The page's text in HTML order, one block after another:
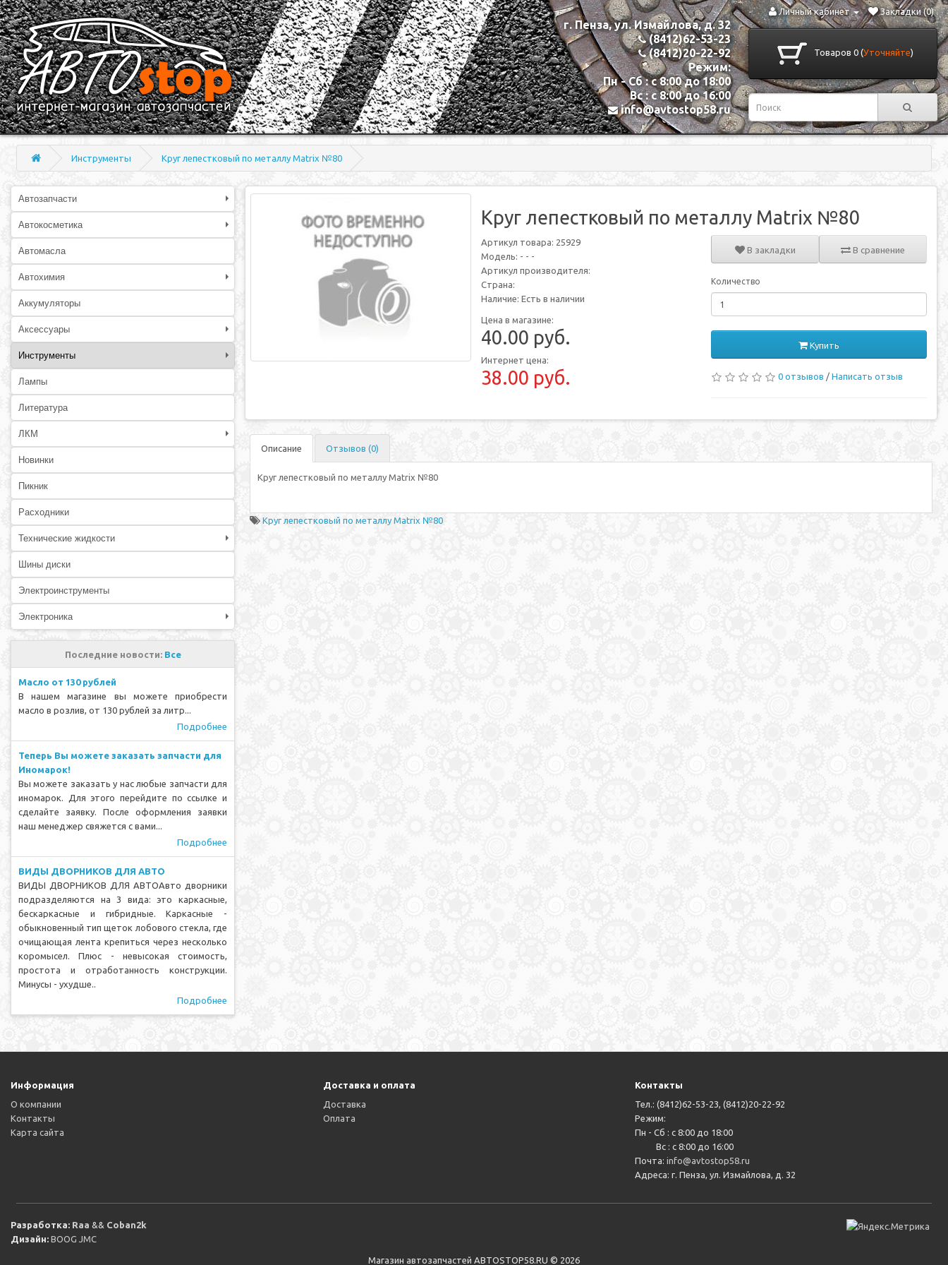
г. Пенза, ул. Измайлова, д. 32
(8412)62-53-23
(8412)20-22-92
Режим:
Пн - Сб : с 8:00 до 18:00
Вс : с 8:00 до 16:00
info@avtostop58.ru
Личный кабинет Закладки (0)
Товаров 0 (Уточняйте)
Инструменты Круг лепестковый по металлу Matrix №80
Автозапчасти
Автокосметика
Автомасла
Автохимия
Аккумуляторы
Аксессуары
Инструменты
Лампы
Литература
ЛКМ
Новинки
Пикник
Расходники
Технические жидкости
Шины диски
Электроинструменты
Электроника
Последние новости: Все
Масло от 130 рублей
В нашем магазине вы можете приобрести
масло в розлив, от 130 рублей за литр...
Подробнее
Теперь Вы можете заказать запчасти для
Иномарок!
Вы можете заказать у нас любые запчасти для
иномарок. Для этого перейдите по ссылке и
сделайте заявку. После оформления заявки
наш менеджер свяжется с вами...
Подробнее
ВИДЫ ДВОРНИКОВ ДЛЯ АВТО
ВИДЫ ДВОРНИКОВ ДЛЯ АВТОАвто дворники
подразделяются на 3 вида: это каркасные,
бескаркасные и гибридные. Каркасные -
обыкновенный тип щеток лобового стекла, где
очищающая лента крепиться через несколько
коромысел. Плюс - невысокая стоимость,
простота и отработанность конструкции.
Минусы - ухудше..
Подробнее
Круг лепестковый по металлу Matrix №80
Артикул товара: 25929
Модель: - - -
Артикул производителя:
Страна:
Наличие: Есть в наличии
Цена в магазине:
40.00 руб.
Интернет цена:
38.00 руб.
В закладки В сравнение
Количество
Купить
0 отзывов /Написать отзыв
Описание Отзывов (0)
Круг лепестковый по металлу Matrix №80
Круг лепестковый по металлу Matrix №80
Информация
О компании
Контакты
Карта сайта
Доставка и оплата
Доставка
Оплата
Контакты
Тел.: (8412)62-53-23, (8412)20-22-92
Режим:
Пн - Сб : с 8:00 до 18:00
Вс : с 8:00 до 16:00
Почта:info@avtostop58.ru
Адреса: г. Пенза, ул. Измайлова, д. 32
Разработка: Raa && Coban2k
Дизайн: BOOG JMC
Магазин автозапчастей АВТОSTOP58.RU © 2026